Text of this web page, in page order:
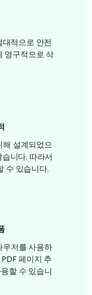
적으로 안전
영구적으로 삭
해 설계되었으
니다. 따라서
수 있습니다.
우저를 사용하
페이지 추
할 수 있습니